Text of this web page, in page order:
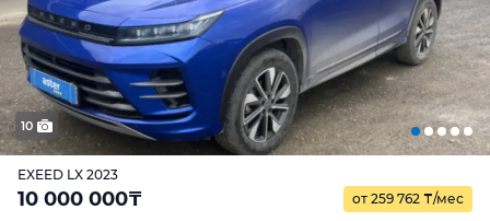
10
EXEED LX 2023
10 000 000₸ от 259 762 ₸/мес